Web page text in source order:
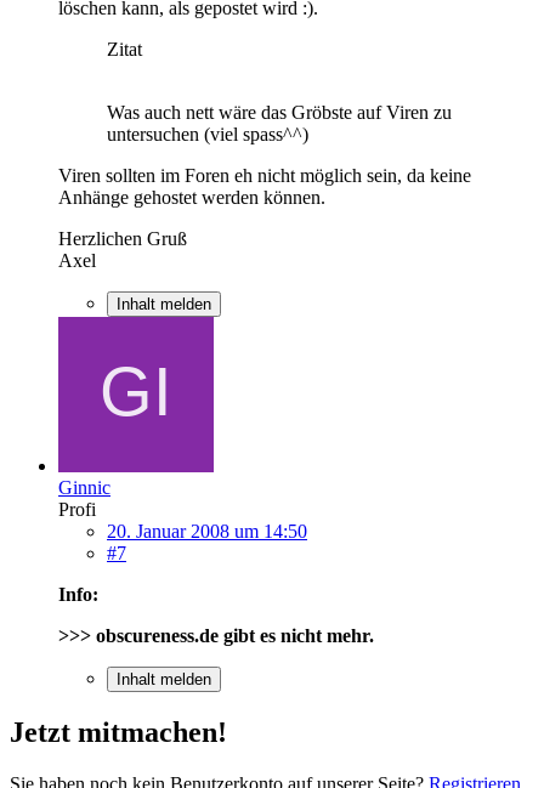
löschen kann, als gepostet wird :).
Zitat
Was auch nett wäre das Gröbste auf Viren zu
untersuchen (viel spass^^)
Viren sollten im Foren eh nicht möglich sein, da keine
Anhänge gehostet werden können.
Herzlichen Gruß
Axel
Inhalt melden
Ginnic
Profi
20. Januar 2008 um 14:50
#7
Info:
>>> obscureness.de gibt es nicht mehr.
Inhalt melden
Jetzt mitmachen!
Sie haben noch kein Benutzerkonto auf unserer Seite? Registrieren